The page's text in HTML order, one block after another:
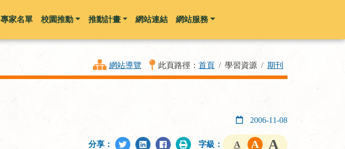
跳到主要內容
專家名單 校園推動 推動計畫 網站連結 網站服務
網站導覽 此頁路徑： 首頁 學習資源 期刊
2006-11-08
分享： 字級：